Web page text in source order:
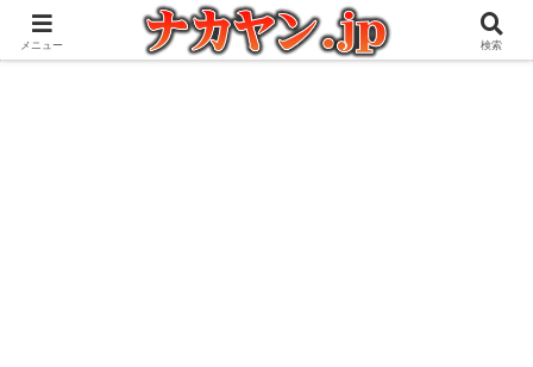
アウトドアとガジェット好きな管理人の愉快な日々を綴るブログ
メニュー 検索